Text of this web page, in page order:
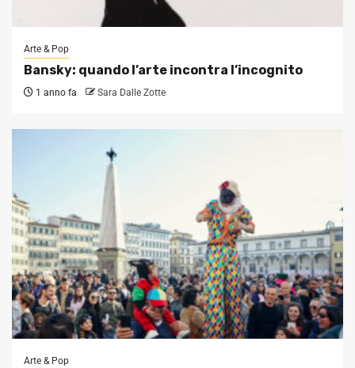
Arte & Pop
Bansky: quando l’arte incontra l’incognito
1 anno fa Sara Dalle Zotte
Arte & Pop